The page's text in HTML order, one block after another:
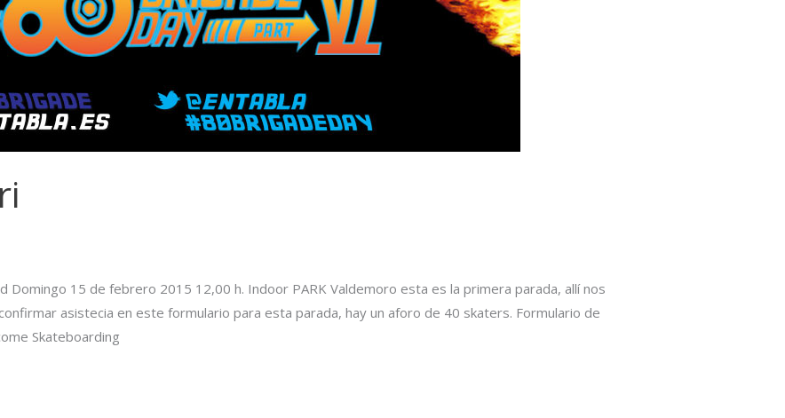
Domingo 15 de febrero 2015 12,00 h. Indoor PARK Valdemoro esta es la primera parada, allí nos
asistecia en este formulario para esta parada, hay un aforo de 40 skaters. Formulario de
Skateboarding